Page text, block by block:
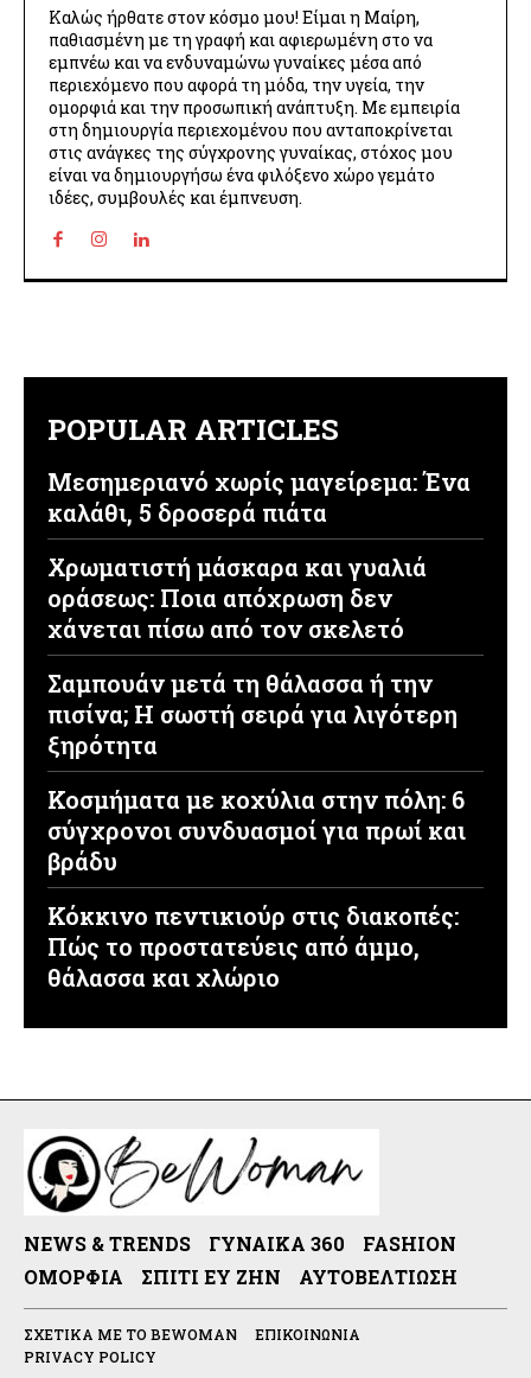
Καλώς ήρθατε στον κόσμο μου! Είμαι η Μαίρη,
παθιασμένη με τη γραφή και αφιερωμένη στο να
εμπνέω και να ενδυναμώνω γυναίκες μέσα από
περιεχόμενο που αφορά τη μόδα, την υγεία, την
ομορφιά και την προσωπική ανάπτυξη. Με εμπειρία
στη δημιουργία περιεχομένου που ανταποκρίνεται
στις ανάγκες της σύγχρονης γυναίκας, στόχος μου
είναι να δημιουργήσω ένα φιλόξενο χώρο γεμάτο
ιδέες, συμβουλές και έμπνευση.
POPULAR ARTICLES
Μεσημεριανό χωρίς μαγείρεμα: Ένα
καλάθι, 5 δροσερά πιάτα
Χρωματιστή μάσκαρα και γυαλιά
οράσεως: Ποια απόχρωση δεν
χάνεται πίσω από τον σκελετό
Σαμπουάν μετά τη θάλασσα ή την
πισίνα; Η σωστή σειρά για λιγότερη
ξηρότητα
Κοσμήματα με κοχύλια στην πόλη: 6
σύγχρονοι συνδυασμοί για πρωί και
βράδυ
Κόκκινο πεντικιούρ στις διακοπές:
Πώς το προστατεύεις από άμμο,
θάλασσα και χλώριο
NEWS & TRENDS ΓΥΝΑΊΚΑ 360
FASHION
ΟΜΟΡΦΙΆ
ΣΠΊΤΙ ΕΥ ΖΗΝ ΑΥΤΟΒΕΛΤΊΩΣΗ
ΣΧΕΤΙΚΆ ΜΕ ΤΟ BEWOMAN
ΕΠΙΚΟΙΝΩΝΊΑ
PRIVACY POLICY